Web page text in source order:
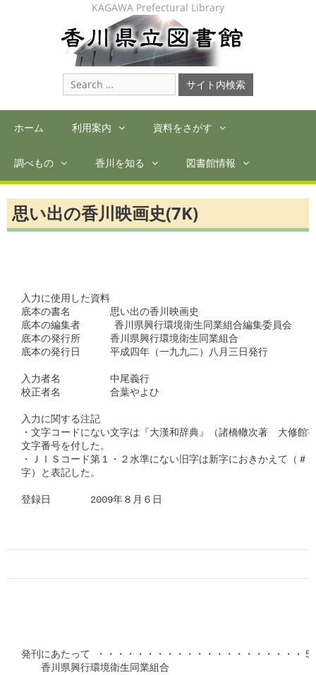
KAGAWA Prefectural Library
Search
for:
ホーム 利用案内 資料をさがす
調べもの 香川を知る 図書館情報
思い出の香川映画史(7K)
入力に使用した資料
底本の書名　　　　思い出の香川映画史
底本の編集者      香川県興行環境衛生同業組合編集委員会
底本の発行所　　　香川県興行環境衛生同業組合
底本の発行日　　　平成四年（一九九二）八月三日発行
入力者名　　　　　中尾義行
校正者名　　　　　合葉やよひ
入力に関する注記
・文字コードにない文字は『大漢和辞典』（諸橋轍次著　大修館
文字番号を付した。
・ＪＩＳコード第１・２水準にない旧字は新字におきかえて（＃
字）と表記した。
登録日　　　　2009年８月６日
発刊にあたって ・・・・・・・・・・・・・・・・・・・・・５
香川県興行環境衛生同業組合